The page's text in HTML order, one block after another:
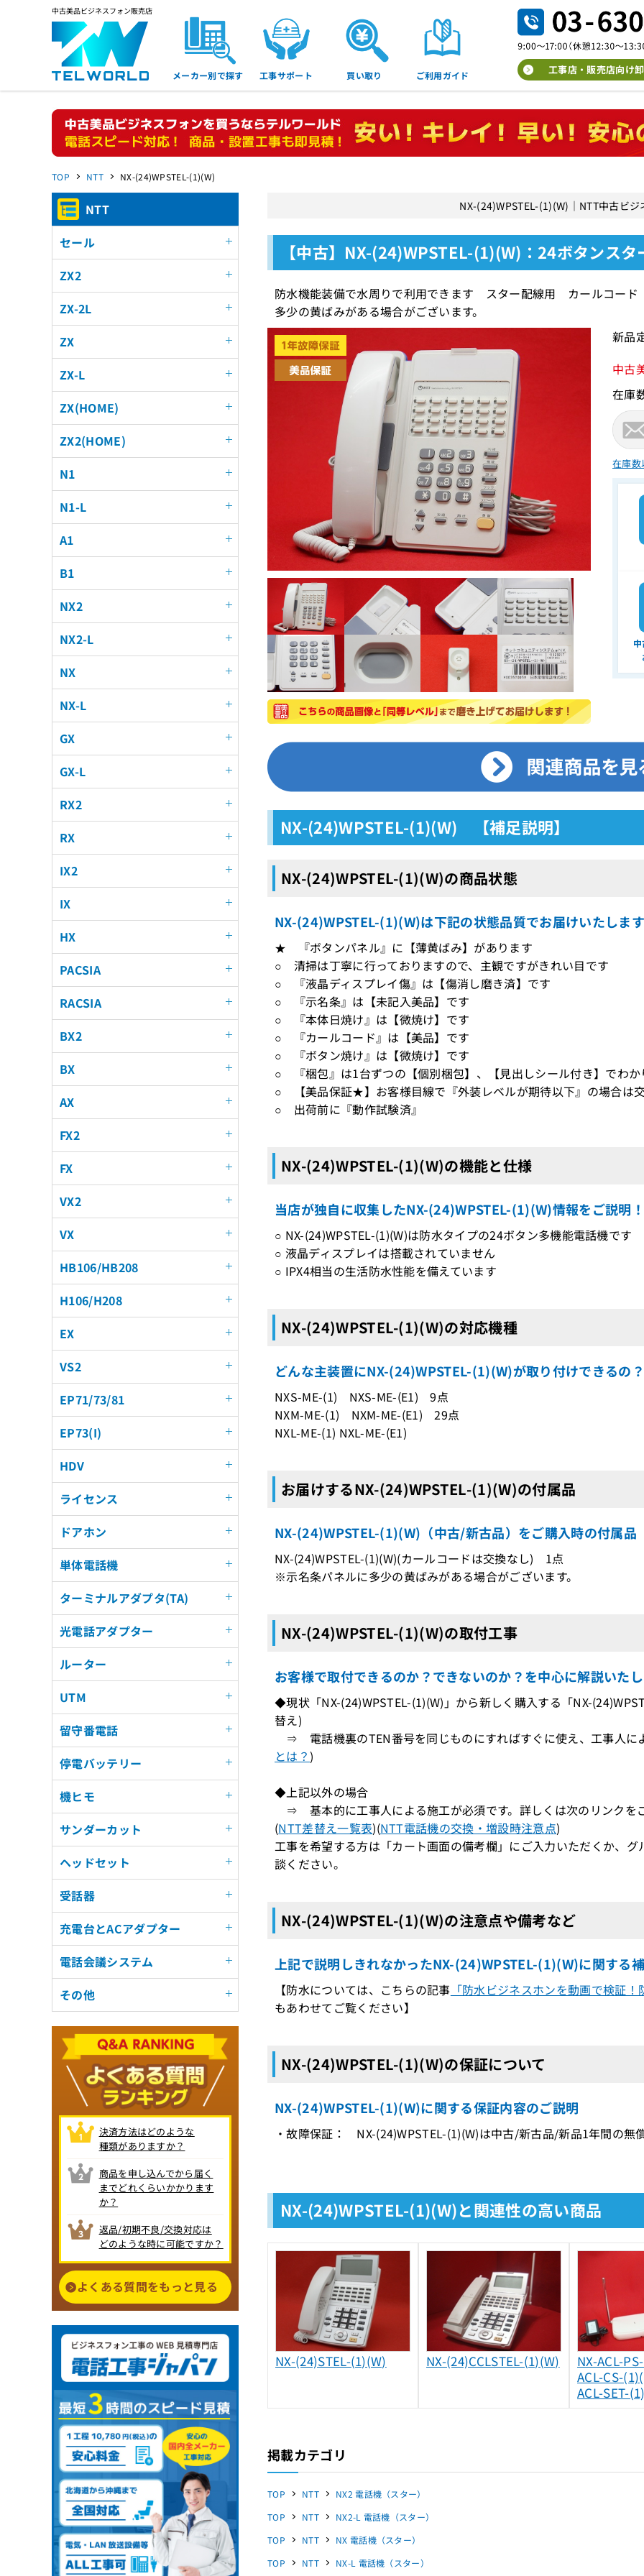
中古美品ビジネスフォン販売店
メーカー別で探す 工事サポート 買い取り ご利用ガイド 工事店・販売店向け
TOP NTT NX-(24)WPSTEL-(1)(W)
NX-(24)WPSTEL-(1)(W)｜NTT中古ビ
【中古】NX-(24)WPSTEL-(1)(W)：24ボタンス
防水機能装備で水周りで利用できます スター配線用 カールコー
多少の黄ばみがある場合がございます。
新品
中古
在庫
在庫数
NX-(24)WPSTEL-(1)(W) 【補足説明】
NX-(24)WPSTEL-(1)(W)の商品状態
NX-(24)WPSTEL-(1)(W)は下記の状態品質でお届けいたします
★ 『ボタンパネル』に【薄黄ばみ】があります
○ 清掃は丁寧に行っておりますので、主観ですがきれい目です
○ 『液晶ディスプレイ傷』は【傷消し磨き済】です
○ 『示名条』は【未記入美品】です
○ 『本体日焼け』は【微焼け】です
○ 『カールコード』は【美品】です
○ 『ボタン焼け』は【微焼け】です
○ 『梱包』は1台ずつの【個別梱包】、【見出しシール付き】でわか
○ 【美品保証★】お客様目線で『外装レベルが期待以下』の場合は交
○ 出荷前に『動作試験済』
NX-(24)WPSTEL-(1)(W)の機能と仕様
当店が独自に収集したNX-(24)WPSTEL-(1)(W)情報をご説明！
○ NX-(24)WPSTEL-(1)(W)は防水タイプの24ボタン多機能電話機です
○ 液晶ディスプレイは搭載されていません
○ IPX4相当の生活防水性能を備えています
NX-(24)WPSTEL-(1)(W)の対応機種
どんな主装置にNX-(24)WPSTEL-(1)(W)が取り付けできるの
NXS-ME-(1) NXS-ME-(E1) 9点
NXM-ME-(1) NXM-ME-(E1) 29点
NXL-ME-(1) NXL-ME-(E1)
お届けするNX-(24)WPSTEL-(1)(W)の付属品
NX-(24)WPSTEL-(1)(W)（中古/新古品）をご購入時の付属品
NX-(24)WPSTEL-(1)(W)(カールコードは交換なし) 1点
※示名条パネルに多少の黄ばみがある場合がございます。
NX-(24)WPSTEL-(1)(W)の取付工事
お客様で取付できるのか？できないのか？を中心に解説いた
◆現状「NX-(24)WPSTEL-(1)(W)」から新しく購入する「NX-
替え)
⇒ 電話機裏のTEN番号を同じものにすればすぐに使え、工事人に
とは？)
◆上記以外の場合
⇒ 基本的に工事人による施工が必須です。詳しくは次のリンクを
(NTT差替え一覧表)(NTT電話機の交換・増設時注意点)
工事を希望する方は「カート画面の備考欄」にご入力いただくか、グ
談ください。
NX-(24)WPSTEL-(1)(W)の注意点や備考など
上記で説明しきれなかったNX-(24)WPSTEL-(1)(W)に関する
【防水については、こちらの記事 「防水ビジネスホンを動画で検証
もあわせてご覧ください】
NX-(24)WPSTEL-(1)(W)の保証について
NX-(24)WPSTEL-(1)(W)に関する保証内容のご説明
・故障保証： NX-(24)WPSTEL-(1)(W)は中古/新古品/新品1年間の無
NX-(24)WPSTEL-(1)(W)と関連性の高い商品
NX-(24)STEL-(1)(W) NX-(24)CCLSTEL-(1)(W)
NX-ACL-
ACL-CS-
ACL-SET-
掲載カテゴリ
TOP NTT
NX2 電話機（スター）
TOP
NTT
NX2-L 電話機（スター）
TOP
NTT
NX 電話機（スター）
TOP
NTT NX-L 電話機（スター）
NTT
セール
ZX2
ZX-2L
ZX
ZX-L
ZX(HOME)
ZX2(HOME)
N1
N1-L
A1
B1
NX2
NX2-L
NX
NX-L
GX
GX-L
RX2
RX
IX2
IX
HX
PACSIA
RACSIA
BX2
BX
AX
FX2
FX
VX2
VX
HB106/HB208
H106/H208
EX
VS2
EP71/73/81
EP73(I)
HDV
ライセンス
ドアホン
単体電話機
ターミナルアダプタ(TA)
光電話アダプター
ルーター
UTM
留守番電話
停電バッテリー
機ヒモ
サンダーカット
ヘッドセット
受話器
充電台とACアダプター
電話会議システム
その他
決済方法はどのような
種類がありますか？
商品を申し込んでから届く
までどれくらいかかります
か？
返品/初期不良/交換対応は
どのような時に可能ですか？
よくある質問をもっと見る